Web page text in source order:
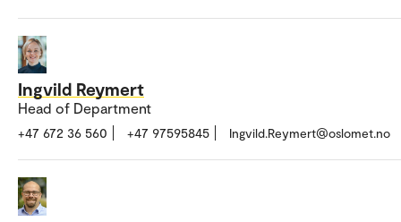
Ingvild Reymert
Head of Department
+47 672 36 560 +47 97595845 Ingvild.Reymert@oslomet.no